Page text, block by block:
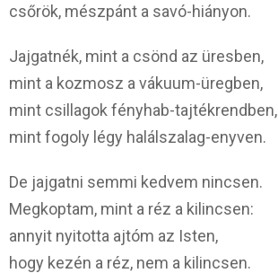
csőrök, mészpánt a savó-hiányon.
Jajgatnék, mint a csönd az üresben,
mint a kozmosz a vákuum-üregben,
mint csillagok fényhab-tajtékrendben,
mint fogoly légy halálszalag-enyven.
De jajgatni semmi kedvem nincsen.
Megkoptam, mint a réz a kilincsen:
annyit nyitotta ajtóm az Isten,
hogy kezén a réz, nem a kilincsen.